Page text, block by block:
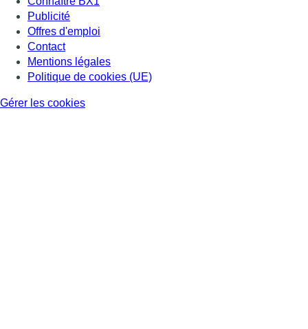
Publicité
Offres d'emploi
Contact
Mentions légales
Politique de cookies (UE)
Gérer les cookies